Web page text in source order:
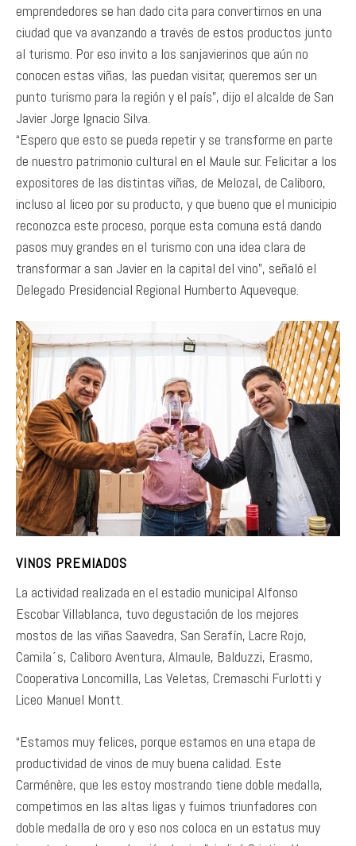
emprendedores se han dado cita para convertirnos en una
ciudad que va avanzando a través de estos productos junto
al turismo. Por eso invito a los sanjavierinos que aún no
conocen estas viñas, las puedan visitar, queremos ser un
punto turismo para la región y el país”, dijo el alcalde de San
Javier Jorge Ignacio Silva.
“Espero que esto se pueda repetir y se transforme en parte
de nuestro patrimonio cultural en el Maule sur. Felicitar a los
expositores de las distintas viñas, de Melozal, de Caliboro,
incluso al liceo por su producto, y que bueno que el municipio
reconozca este proceso, porque esta comuna está dando
pasos muy grandes en el turismo con una idea clara de
transformar a san Javier en la capital del vino”, señaló el
Delegado Presidencial Regional Humberto Aqueveque.
VINOS PREMIADOS
La actividad realizada en el estadio municipal Alfonso
Escobar Villablanca, tuvo degustación de los mejores
mostos de las viñas Saavedra, San Serafín, Lacre Rojo,
Camila´s, Caliboro Aventura, Almaule, Balduzzi, Erasmo,
Cooperativa Loncomilla, Las Veletas, Cremaschi Furlotti y
Liceo Manuel Montt.
“Estamos muy felices, porque estamos en una etapa de
productividad de vinos de muy buena calidad. Este
Carménère, que les estoy mostrando tiene doble medalla,
competimos en las altas ligas y fuimos triunfadores con
doble medalla de oro y eso nos coloca en un estatus muy